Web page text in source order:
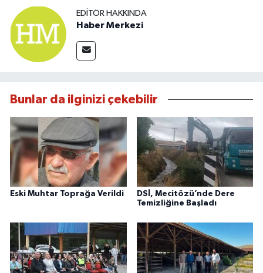
EDITÖR HAKKINDA
Haber Merkezi
Bunlar da ilginizi çekebilir
Eski Muhtar Toprağa Verildi
DSİ, Mecitözü’nde Dere
Temizliğine Başladı